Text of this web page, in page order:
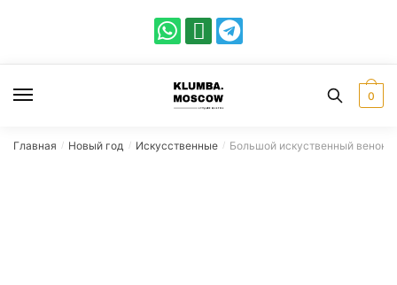
0
Главная / Новый год / Искусственные / Большой искуственный венок